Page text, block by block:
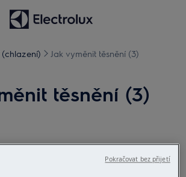
(chlazení) Jak vyměnit těsnění (3)
těsnění (3)
vypněte spotřebič a
Pokračovat bez přijetí